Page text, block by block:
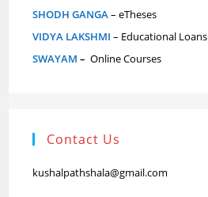
SHODH GANGA – eTheses
VIDYA LAKSHMI – Educational Loans
SWAYAM – Online Courses
Contact Us
kushalpathshala@gmail.com